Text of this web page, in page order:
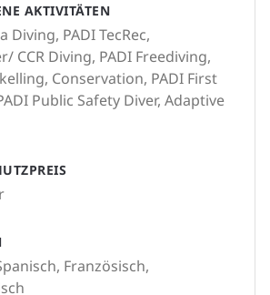
AKTIVITÄTEN
Diving, PADI TecRec,
CCR Diving, PADI Freediving,
Conservation, PADI First
Public Safety Diver, Adaptive
Französisch,